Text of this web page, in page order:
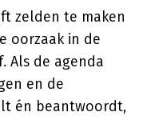
zelden te maken
oorzaak in de
Als de agenda
en de
én beantwoordt,